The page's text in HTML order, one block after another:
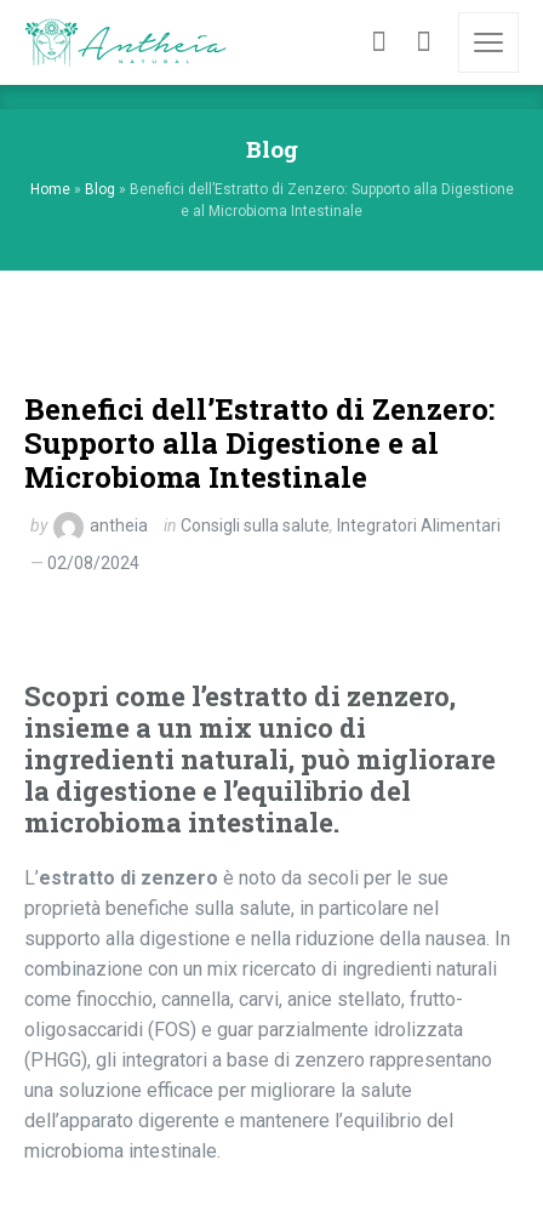
Blog
Home» Blog » Benefici dell’Estratto di Zenzero: Supporto alla Digestione
e al Microbioma Intestinale
Benefici dell’Estratto di Zenzero:
Supporto alla Digestione e al
Microbioma Intestinale
by antheia in Consigli sulla salute, Integratori Alimentari
02/08/2024
Scopri come l’estratto di zenzero,
insieme a un mix unico di
ingredienti naturali, può migliorare
la digestione e l’equilibrio del
microbioma intestinale.
L’estratto di zenzero è noto da secoli per le sue
proprietà benefiche sulla salute, in particolare nel
supporto alla digestione e nella riduzione della nausea. In
combinazione con un mix ricercato di ingredienti naturali
come finocchio, cannella, carvi, anice stellato, frutto-
oligosaccaridi (FOS) e guar parzialmente idrolizzata
(PHGG), gli integratori a base di zenzero rappresentano
una soluzione efficace per migliorare la salute
dell’apparato digerente e mantenere l’equilibrio del
microbioma intestinale.